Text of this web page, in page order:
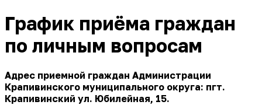
График приёма граждан
по личным вопросам
Адрес приемной граждан Администрации
Крапивинского муниципального округа: пгт.
Крапивинский ул. Юбилейная, 15.